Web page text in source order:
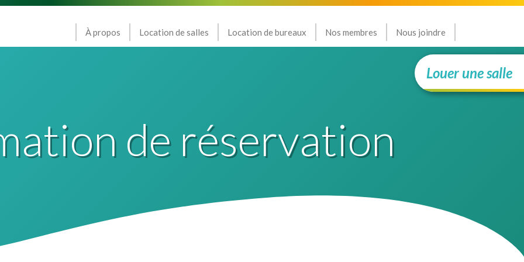
À propos Location de salles Location de bureaux Nos membres Nous joindre
Louer une salle
de réservation